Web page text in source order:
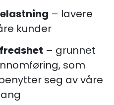
– lavere
kunder
– grunnet
som
seg av våre